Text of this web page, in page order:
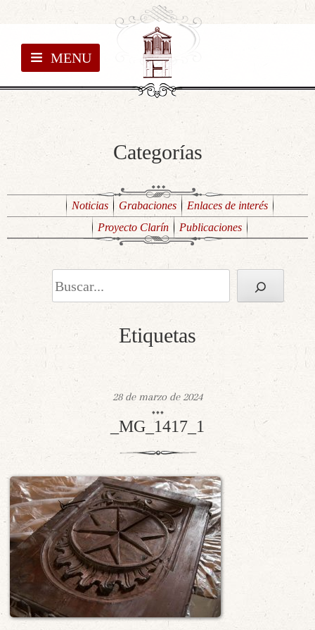
MENU
Categorías
Noticias Grabaciones
Enlaces de interés
Proyecto Clarín
Publicaciones
Buscar
Etiquetas
28 de marzo de 2024
_MG_1417_1